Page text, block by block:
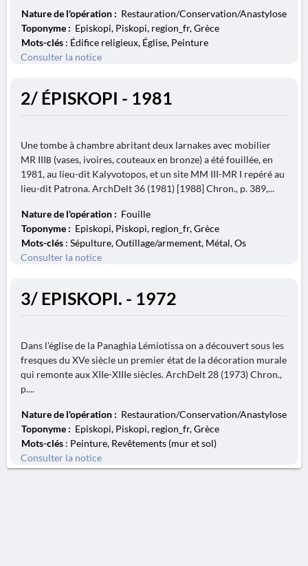
Nature de l'opération : Restauration/Conservation/Anastylose
Toponyme : Episkopi, Piskopi, region_fr, Grèce
Mots-clés : Édifice religieux, Église, Peinture
Consulter la notice
2/ ÉPISKOPI - 1981
Une tombe à chambre abritant deux larnakes avec mobilier
MR IIIΒ (vases, ivoires, couteaux en bronze) a été fouillée, en
1981, au lieu-dit Kalyvotopos, et un site MM III-MR I repéré au
lieu-dit Patrona. ArchDelt 36 (1981) [1988] Chron., p. 389,...
Nature de l'opération : Fouille
Toponyme : Episkopi, Piskopi, region_fr, Grèce
Mots-clés : Sépulture, Outillage/armement, Métal, Os
Consulter la notice
3/ EPISKOPI. - 1972
Dans l'église de la Panaghia Lémiotissa on a découvert sous les
fresques du XVe siècle un premier état de la décoration murale
qui remonte aux XIIe-XIIIe siècles. ArchDelt 28 (1973) Chron.,
p....
Nature de l'opération : Restauration/Conservation/Anastylose
Toponyme : Episkopi, Piskopi, region_fr, Grèce
Mots-clés : Peinture, Revêtements (mur et sol)
Consulter la notice